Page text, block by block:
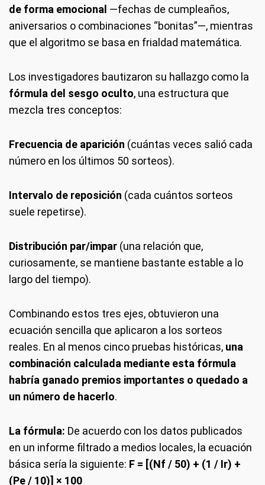
de forma emocional —fechas de cumpleaños,
aniversarios o combinaciones “bonitas”—, mientras
que el algoritmo se basa en frialdad matemática.
Los investigadores bautizaron su hallazgo como la
fórmula del sesgo oculto, una estructura que
mezcla tres conceptos:
Frecuencia de aparición (cuántas veces salió cada
número en los últimos 50 sorteos).
Intervalo de reposición (cada cuántos sorteos
suele repetirse).
Distribución par/impar (una relación que,
curiosamente, se mantiene bastante estable a lo
largo del tiempo).
Combinando estos tres ejes, obtuvieron una
ecuación sencilla que aplicaron a los sorteos
reales. En al menos cinco pruebas históricas, una
combinación calculada mediante esta fórmula
habría ganado premios importantes o quedado a
un número de hacerlo.
La fórmula: De acuerdo con los datos publicados
en un informe filtrado a medios locales, la ecuación
básica sería la siguiente: F = [(Nf / 50) + (1 / Ir) +
(Pe / 10)] × 100